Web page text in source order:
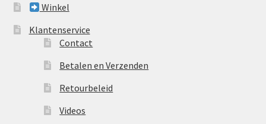
Winkel
Klantenservice
Contact
Betalen en Verzenden
Retourbeleid
Videos